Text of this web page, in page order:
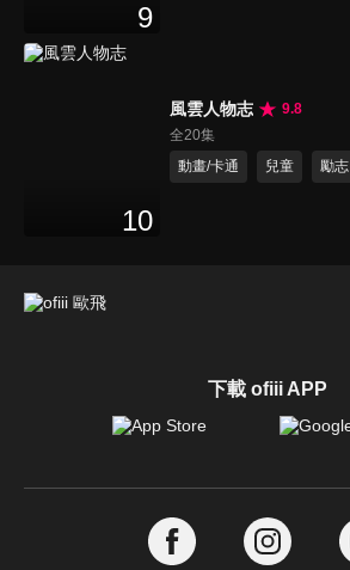
9
10
風雲人物志
9.8
全20集
動畫/卡通
兒童 勵志
下載 ofiii APP